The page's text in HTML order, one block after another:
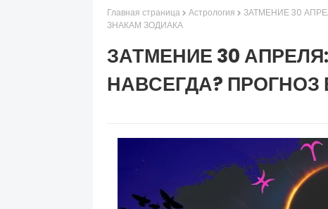
Главная страница Астрология
ЗАТМЕНИЕ 30
ЗНАКАМ ЗОДИАКА
ЗАТМЕНИЕ 30
НАВСЕГДА?